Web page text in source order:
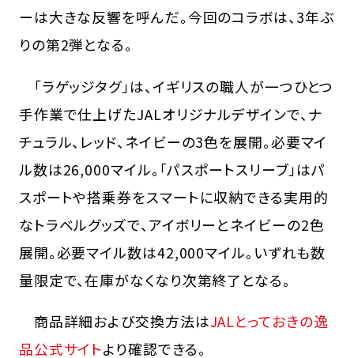
ーは大きな反響を呼んだ。今回のコラボは、3年ぶ
りの第2弾となる。
「ラゲッジタグ」は、イギリスの職人が一つひとつ
手作業で仕上げたJALオリジナルデザインで、ナ
チュラル、レッド、ネイビーの3色を展開。必要マイ
ル数は26,000マイル。「パスポートスリーブ」はパ
スポートや搭乗券をスマートに収納できる実用的
なトラベルグッズで、アイボリーとネイビーの2色
展開。必要マイル数は42,000マイル。いずれも数
量限定で、在庫がなくなり次第終了となる。
商品詳細および交換方法はJALとっておきの逸
品公式サイトより確認できる。